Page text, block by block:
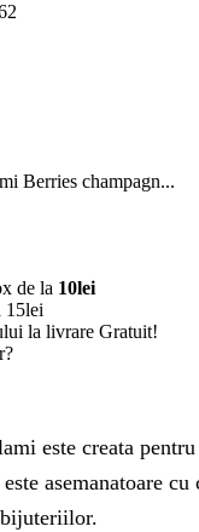
Berries champagn...
de la 10lei
15lei
la livrare Gratuit!
este creata
asemanatoare cu